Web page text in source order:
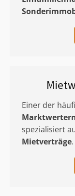
Einer der
spezialisiert
Mietverträge.